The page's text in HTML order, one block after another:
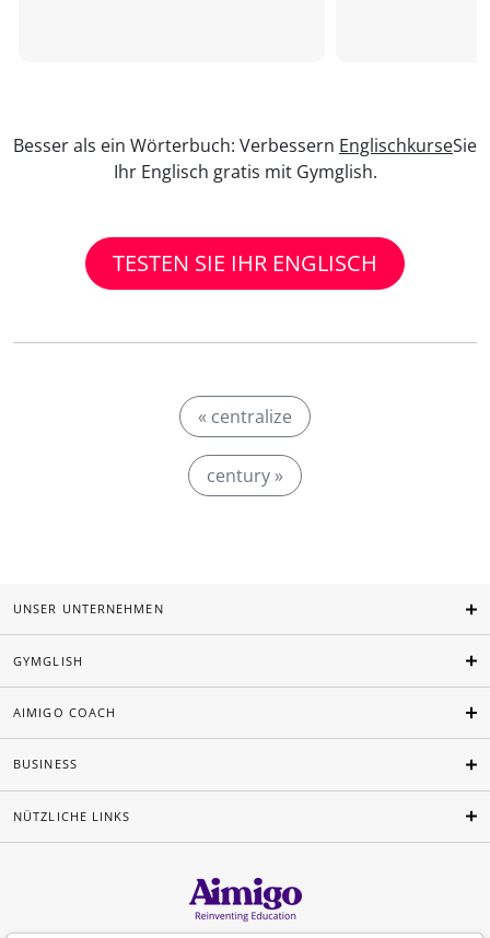
Besser als ein Wörterbuch: Verbessern EnglischkurseSie
Ihr Englisch gratis mit Gymglish.
TESTEN SIE IHR ENGLISCH
« centralize
century »
UNSER UNTERNEHMEN
GYMGLISH
AIMIGO COACH
BUSINESS
NÜTZLICHE LINKS